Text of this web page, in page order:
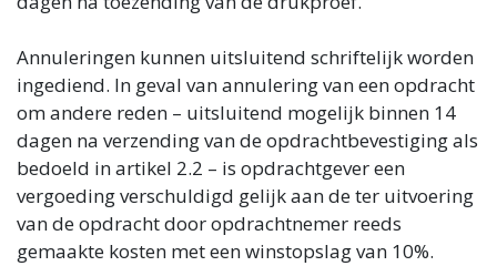
Annuleringen kunnen uitsluitend schriftelijk worden
ingediend. In geval van annulering van een opdracht
om andere reden – uitsluitend mogelijk binnen 14
dagen na verzending van de opdrachtbevestiging als
bedoeld in artikel 2.2 – is opdrachtgever een
vergoeding verschuldigd gelijk aan de ter uitvoering
van de opdracht door opdrachtnemer reeds
gemaakte kosten met een winstopslag van 10%.